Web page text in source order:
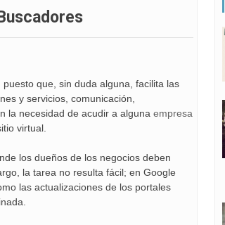
que, sin duda alguna, facilita las
y servicios, comunicación,
la necesidad de acudir a alguna empresa
virtual.
los dueños de los negocios deben
la tarea no resulta fácil; en Google
las actualizaciones de los portales